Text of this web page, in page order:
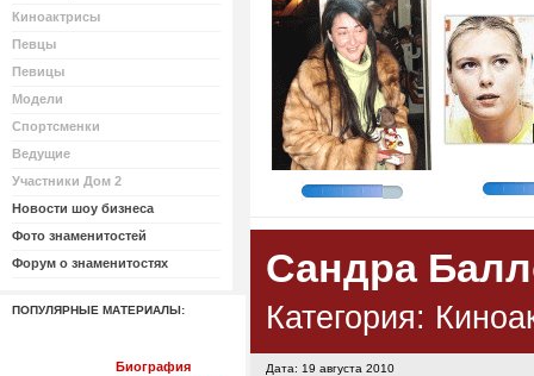
Киноактрисы
Певцы
Певицы
Модели
Спортсменки
Ведущие
Участники Дом 2
Новости шоу бизнеса
Фото знаменитостей
Форум о знаменитостях
ПОПУЛЯРНЫЕ МАТЕРИАЛЫ:
Биография
Сандра
Категория:
Дата: 19 августа 2010